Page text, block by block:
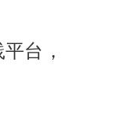
台，